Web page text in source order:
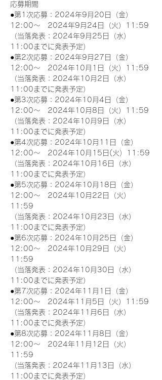
応募期間
●第1次応募：2024年9月20日（金）
12:00～　2024年9月24日（火）11:59
（当落発表：2024年9月25日（水）
11:00までに発表予定）
●第2次応募：2024年9月27日（金）
12:00～　2024年10月1日（火）11:59
（当落発表：2024年10月2日（水）
11:00までに発表予定）
●第3次応募：2024年10月4日（金）
12:00～　2024年10月8日（火）11:59
（当落発表：2024年10月9日（水）
11:00までに発表予定）
●第4次応募：2024年10月11日（金）
12:00～　2024年10月15日(火）11:59
（当落発表：2024年10月16日（水）
11:00までに発表予定）
●第5次応募：2024年10月18日（金）
12:00～　2024年10月22日（火）
11:59
（当落発表：2024年10月23日（水）
11:00までに発表予定）
●第6次応募：2024年10月25日（金）
12:00～　2024年10月29日（火）
11:59
（当落発表：2024年10月30日（水）
11:00までに発表予定）
●第7次応募：2024年11月1日（金）
12:00～　2024年11月5日（火）11:59
（当落発表：2024年11月6日（水）
11:00までに発表予定）
●第8次応募：2024年11月8日（金）
12:00～　2024年11月12日（火）
11:59
（当落発表：2024年11月13日（水）
11:00までに発表予定）